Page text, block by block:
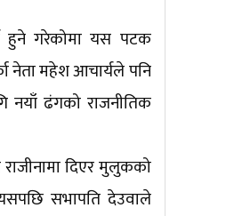
हुने गरेकोमा यस पटक
नेता महेश आचार्यले पनि
नयाँ ढंगको राजनीतिक
दिएर मुलुकको
सभापति देउवाले